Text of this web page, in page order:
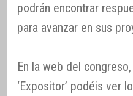
podrán encontrar
para avanzar en sus
En la web del
‘Expositor’ podéis ver